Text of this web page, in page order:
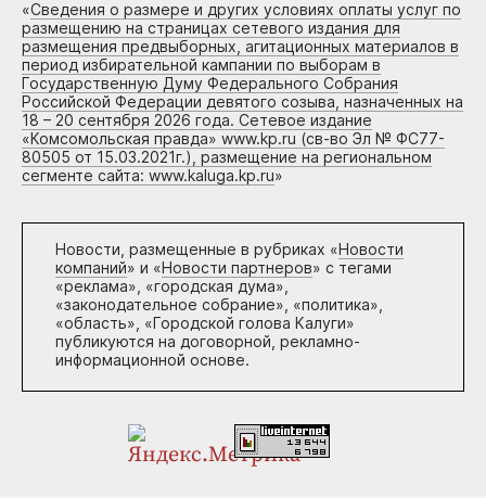
«Сведения о размере и других условиях оплаты услуг по
размещению на страницах сетевого издания для
размещения предвыборных, агитационных материалов в
период избирательной кампании по выборам в
Государственную Думу Федерального Собрания
Российской Федерации девятого созыва, назначенных на
18 – 20 сентября 2026 года. Сетевое издание
«Комсомольская правда» www.kp.ru (св-во Эл № ФС77-
80505 от 15.03.2021г.), размещение на региональном
сегменте сайта: www.kaluga.kp.ru»
Новости, размещенные в рубриках «Новости
компаний» и «Новости партнеров» с тегами
«реклама», «городская дума»,
«законодательное собрание», «политика»,
«область», «Городской голова Калуги»
публикуются на договорной, рекламно-
информационной основе.